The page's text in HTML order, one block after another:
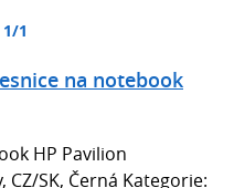
1
na notebook
HP Pavilion
CZ/SK, Černá Kategorie: